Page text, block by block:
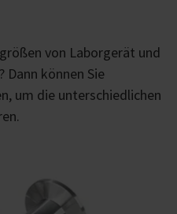
von Laborgerät und
Dann können Sie
um die unterschiedlichen